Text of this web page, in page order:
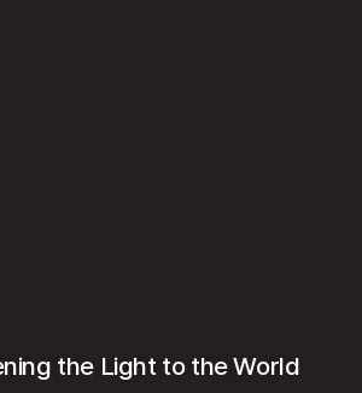
the Light to the World